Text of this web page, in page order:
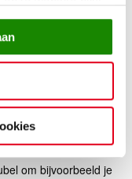
industriële interieur.
om bijvoorbeeld je